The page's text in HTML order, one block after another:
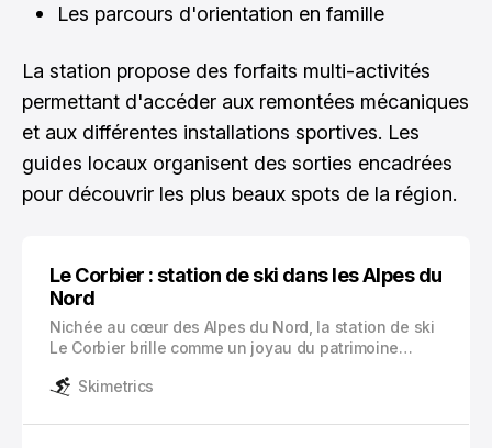
Les parcours d'orientation en famille
La station propose des forfaits multi-activités
permettant d'accéder aux remontées mécaniques
et aux différentes installations sportives. Les
guides locaux organisent des sorties encadrées
pour découvrir les plus beaux spots de la région.
Le Corbier : station de ski dans les Alpes du
Nord
Nichée au cœur des Alpes du Nord, la station de ski
Le Corbier brille comme un joyau du patrimoine
prestigieux massif des Arves, cette destination
plus grand domaine skiable de France : les Sybelles.
Skimetrics